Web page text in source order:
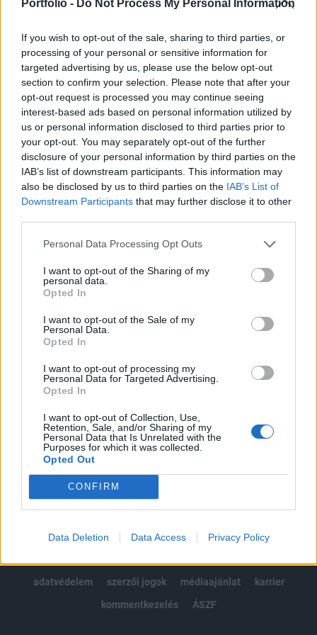
Portfolio - Do Not Process My Personal Information
If you wish to opt-out of the sale, sharing to third parties, or
processing of your personal or sensitive information for
targeted advertising by us, please use the below opt-out
section to confirm your selection. Please note that after your
opt-out request is processed you may continue seeing
interest-based ads based on personal information utilized by
us or personal information disclosed to third parties prior to
your opt-out. You may separately opt-out of the further
disclosure of your personal information by third parties on the
IAB’s list of downstream participants. This information may
also be disclosed by us to third parties on the IAB’s List of
Downstream Participants that may further disclose it to other
Personal Data Processing Opt Outs
I want to opt-out of the Sharing of my
personal data.
Opted In
I want to opt-out of the Sale of my
Personal Data.
Opted In
I want to opt-out of processing my
Personal Data for Targeted Advertising.
Opted In
I want to opt-out of Collection, Use,
Retention, Sale, and/or Sharing of my
Personal Data that Is Unrelated with the
Purposes for which it was collected.
Opted Out
CONFIRM
Data Deletion Data Access Privacy Policy
Június 6-án, pénteken 11:50-től 10 percre leállnak a BKK
járatai. Azok a járművek, amelyek 11:50-kor épp két
megálló között haladnak, még elszállítják az utasokat a
soron következő megállóhelyig, ott azonban megállnak és
csak déltől folytatják útjukat. Ha a járművek nem tudnak
beállni a megállóba, a járművezetők akkor is biztosítják az
utasoknak a biztonságos...
KEDVES OLVASÓNK!
A keresett cikk a portfolio.hu hírarchívumához
tartozik, melynek olvasása előfizetéses
Az előfizetés a következőket tartalmazza:
Kötéslisták: BÉT elmúlt 2 év napon belüli
kötéslistái
Előfizetés
MÁR ELŐFIZETŐNK VAGY?BEJELENTKEZÉS
© 2026 Portfolio
adatvédelem
szerzői jogok médiaajánlat
karrier
kommentkezelés
ÁSZF